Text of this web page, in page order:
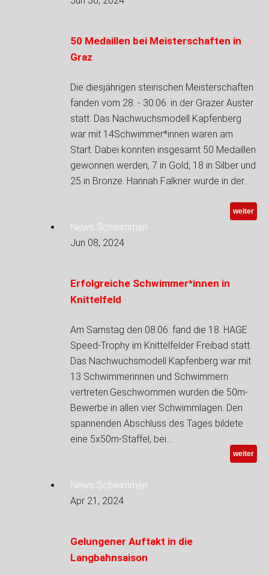
50 Medaillen bei Meisterschaften in
Graz
Die diesjährigen steirischen Meisterschaften
fanden vom 28. - 30.06. in der Grazer Auster
statt. Das Nachwuchsmodell Kapfenberg
war mit 14Schwimmer*innen waren am
Start. Dabei konnten insgesamt 50 Medaillen
gewonnen werden, 7 in Gold, 18 in Silber und
25 in Bronze. Hannah Falkner wurde in der…
weiter
News Schwimmen
Jun 08, 2024
Erfolgreiche Schwimmer*innen in
Knittelfeld
Am Samstag den 08.06. fand die 18. HAGE
Speed-Trophy im Knittelfelder Freibad statt.
Das Nachwuchsmodell Kapfenberg war mit
13 Schwimmerinnen und Schwimmern
vertreten.Geschwommen wurden die 50m-
Bewerbe in allen vier Schwimmlagen. Den
spannenden Abschluss des Tages bildete
eine 5x50m-Staffel, bei…
weiter
News Schwimmen
Apr 21, 2024
Gelungener Auftakt in die
Langbahnsaison